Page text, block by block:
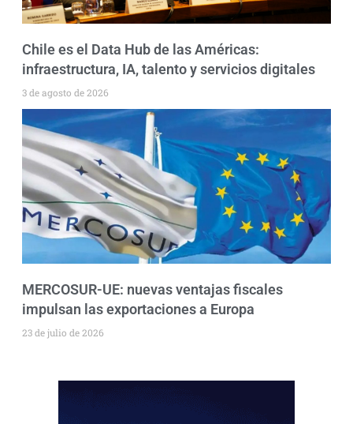
Chile es el Data Hub de las Américas:
infraestructura, IA, talento y servicios digitales
3 de agosto de 2026
MERCOSUR-UE: nuevas ventajas fiscales
impulsan las exportaciones a Europa
23 de julio de 2026